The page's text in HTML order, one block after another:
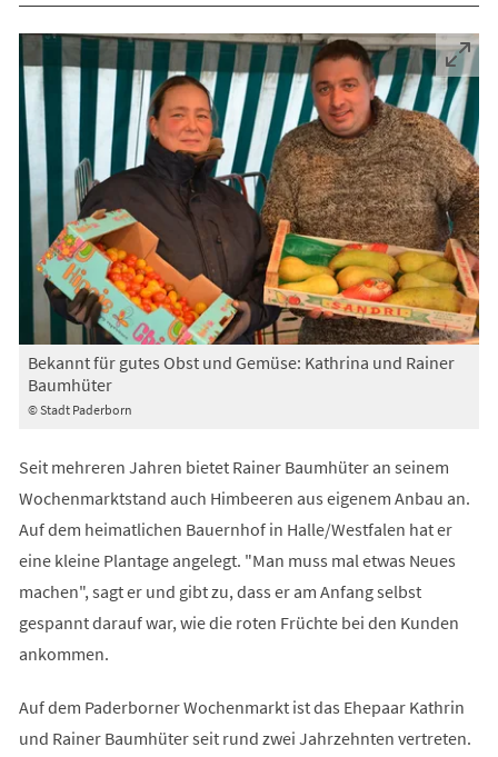
© Stadt Paderborn
Bekannt für gutes Obst und Gemüse: Kathrina und Rainer
Baumhüter
Seit mehreren Jahren bietet Rainer Baumhüter an seinem
Wochenmarktstand auch Himbeeren aus eigenem Anbau an.
Auf dem heimatlichen Bauernhof in Halle/Westfalen hat er
eine kleine Plantage angelegt. "Man muss mal etwas Neues
machen", sagt er und gibt zu, dass er am Anfang selbst
gespannt darauf war, wie die roten Früchte bei den Kunden
ankommen.
Auf dem Paderborner Wochenmarkt ist das Ehepaar Kathrin
und Rainer Baumhüter seit rund zwei Jahrzehnten vertreten.